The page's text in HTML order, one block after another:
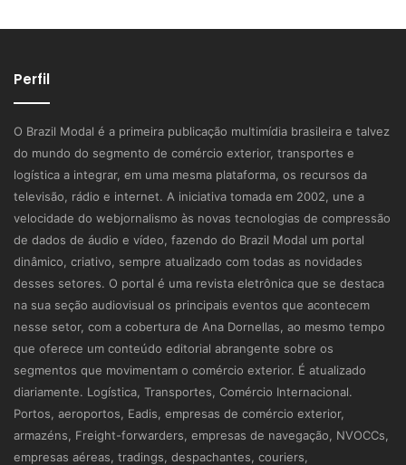
Perfil
O Brazil Modal é a primeira publicação multimídia brasileira e talvez
do mundo do segmento de comércio exterior, transportes e
logística a integrar, em uma mesma plataforma, os recursos da
televisão, rádio e internet. A iniciativa tomada em 2002, une a
velocidade do webjornalismo às novas tecnologias de compressão
de dados de áudio e vídeo, fazendo do Brazil Modal um portal
dinâmico, criativo, sempre atualizado com todas as novidades
desses setores. O portal é uma revista eletrônica que se destaca
na sua seção audiovisual os principais eventos que acontecem
nesse setor, com a cobertura de Ana Dornellas, ao mesmo tempo
que oferece um conteúdo editorial abrangente sobre os
segmentos que movimentam o comércio exterior. É atualizado
diariamente. Logística, Transportes, Comércio Internacional.
Portos, aeroportos, Eadis, empresas de comércio exterior,
armazéns, Freight-forwarders, empresas de navegação, NVOCCs,
empresas aéreas, tradings, despachantes, couriers,